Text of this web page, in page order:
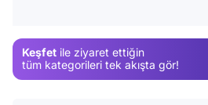
Keşfet ile ziyaret ettiğin
tüm kategorileri tek akışta gör!